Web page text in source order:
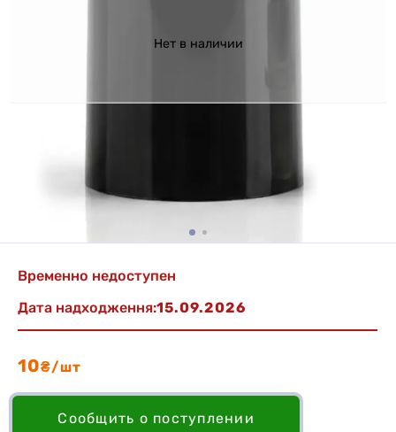
Нет в наличии
Временно недоступен
Дата надходження:15.09.2026
10₴/шт
Сообщить о поступлении